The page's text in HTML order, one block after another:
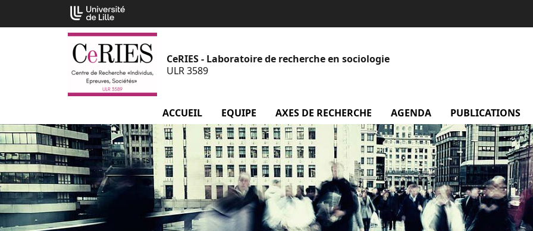
CeRIES - Laboratoire de recherche en sociologie
ULR 3589
ACCUEIL EQUIPE menu Equipe
AXES DE RECHERCHE AGENDA menu Agenda
PUBLICATIONS
Cookies management panel